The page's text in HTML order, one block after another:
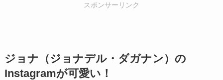
スポンサーリンク
ジョナ（ジョナデル・ダガナン）の
Instagramが可愛い！